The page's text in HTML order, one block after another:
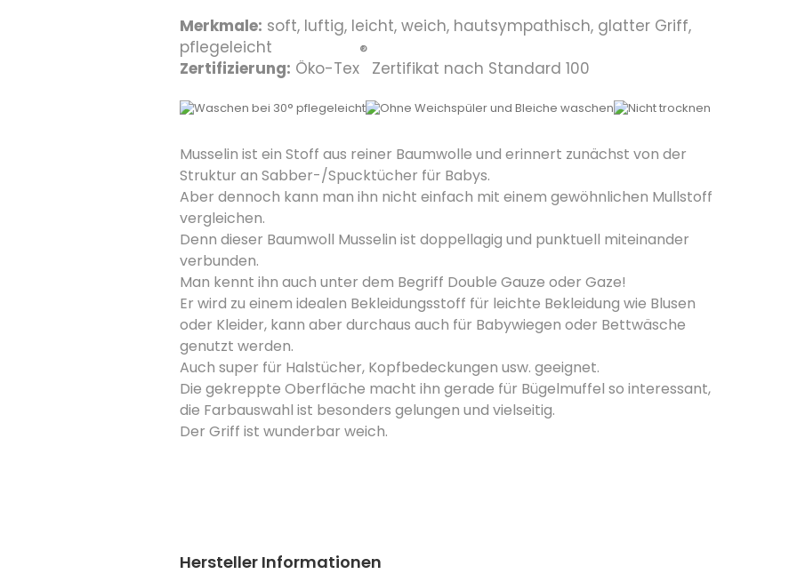
Merkmale: soft, luftig, leicht, weich, hautsympathisch, glatter Griff,
pflegeleicht
Zertifizierung: Öko-Tex
®
Zertifikat nach Standard 100
Musselin ist ein Stoff aus reiner Baumwolle und erinnert zunächst von der
Struktur an Sabber-/Spucktücher für Babys.
Aber dennoch kann man ihn nicht einfach mit einem gewöhnlichen Mullstoff
vergleichen.
Denn dieser Baumwoll Musselin ist doppellagig und punktuell miteinander
verbunden.
Man kennt ihn auch unter dem Begriff Double Gauze oder Gaze!
Er wird zu einem idealen Bekleidungsstoff für leichte Bekleidung wie Blusen
oder Kleider, kann aber durchaus auch für Babywiegen oder Bettwäsche
genutzt werden.
Auch super für Halstücher, Kopfbedeckungen usw. geeignet.
Die gekreppte Oberfläche macht ihn gerade für Bügelmuffel so interessant,
die Farbauswahl ist besonders gelungen und vielseitig.
Der Griff ist wunderbar weich.
Hersteller Informationen